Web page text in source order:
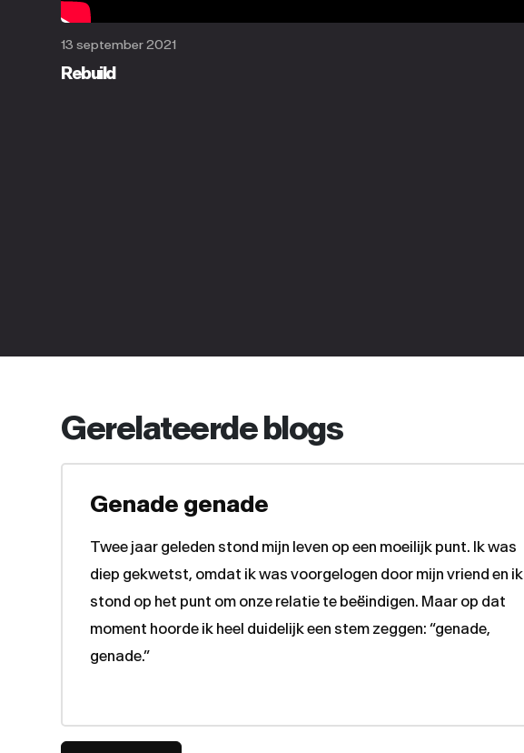
13 september 2021
Rebuild
Gerelateerde blogs
Genade genade
Twee jaar geleden stond mijn leven op een moeilijk punt. Ik was
diep gekwetst, omdat ik was voorgelogen door mijn vriend en ik
stond op het punt om onze relatie te beëindigen. Maar op dat
moment hoorde ik heel duidelijk een stem zeggen: “genade,
genade.”